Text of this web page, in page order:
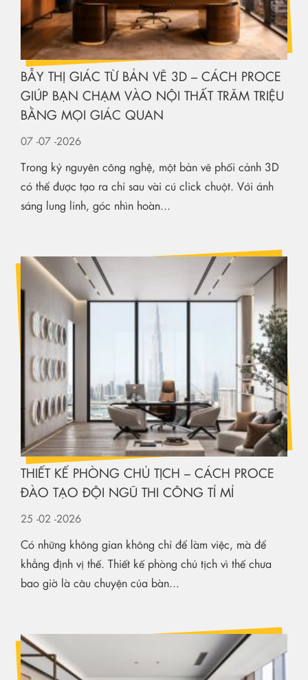
BẪY THỊ GIÁC TỪ BẢN VẼ 3D – CÁCH PROCE
GIÚP BẠN CHẠM VÀO NỘI THẤT TRĂM TRIỆU
BẰNG MỌI GIÁC QUAN
07 -07 -2026
Trong kỷ nguyên công nghệ, một bản vẽ phối cảnh 3D
có thể được tạo ra chỉ sau vài cú click chuột. Với ánh
sáng lung linh, góc nhìn hoàn...
THIẾT KẾ PHÒNG CHỦ TỊCH – CÁCH PROCE
ĐÀO TẠO ĐỘI NGŨ THI CÔNG TỈ MỈ
25 -02 -2026
Có những không gian không chỉ để làm việc, mà để
khẳng định vị thế. Thiết kế phòng chủ tịch vì thế chưa
bao giờ là câu chuyện của bàn...